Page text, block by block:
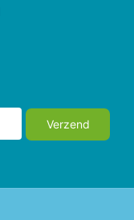
Verzend